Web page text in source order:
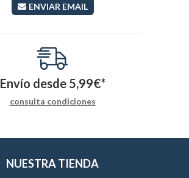
ENVIAR EMAIL
Envío desde 5,99€*
consulta condiciones
NUESTRA TIENDA